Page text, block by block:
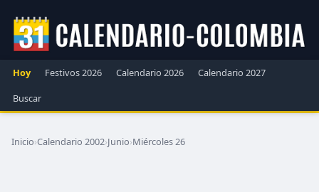
Hoy Festivos 2026 Calendario 2026
Calendario 2027
Buscar
Inicio›Calendario 2002›Junio›Miércoles 26